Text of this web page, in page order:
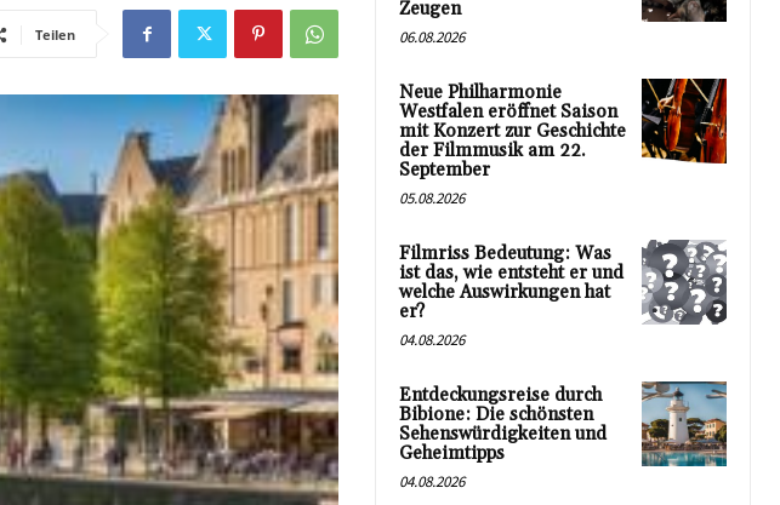
Teilen
Zeugen
06.08.2026
Neue Philharmonie
Westfalen eröffnet Saison
mit Konzert zur Geschichte
der Filmmusik am 22.
September
05.08.2026
Filmriss Bedeutung: Was
ist das, wie entsteht er und
welche Auswirkungen hat
er?
04.08.2026
Entdeckungsreise durch
Bibione: Die schönsten
Sehenswürdigkeiten und
Geheimtipps
04.08.2026